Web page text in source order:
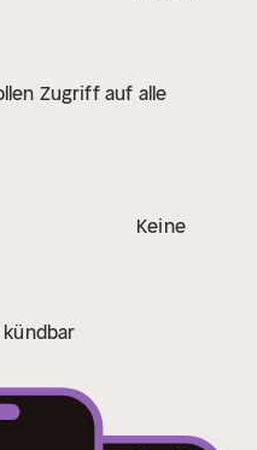
Zugriff auf alle
Keine